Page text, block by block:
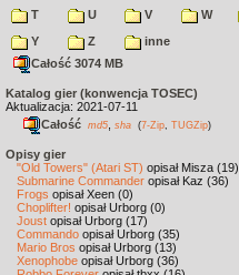
T
U V W
Y
Z
inne
Całość 3074 MB
Katalog gier (konwencja TOSEC)
Aktualizacja: 2021-07-11
Całość md5 sha (7-Zip TUGZip)
Opisy gier
"Old Towers" (Atari ST) opisał Misza (19)
Submarine Commander opisał Kaz (36)
Frogs opisał Xeen (0)
Choplifter! opisał Urborg (0)
Joust opisał Urborg (17)
Commando opisał Urborg (35)
Mario Bros opisał Urborg (13)
Xenophobe opisał Urborg (36)